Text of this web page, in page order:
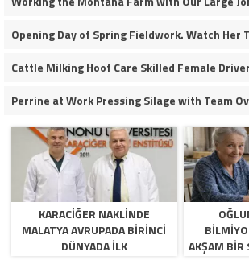
Opening Day of Spring Fieldwork. Watch Her
Perrine at Work Pressing Silage with Team
KARACIĞER NAKLINDE
MALATYA AVRUPADA BIRINCI
DÜNYADA İLK
AKŞAM BIR